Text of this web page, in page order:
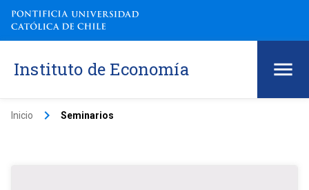
Instituto de Economía
Inicio keyboard_arrow_right Seminarios